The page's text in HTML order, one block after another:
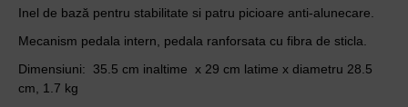
Inel de bază pentru stabilitate si patru picioare anti-alunecare.
Mecanism pedala intern, pedala ranforsata cu fibra de sticla.
Dimensiuni: 35.5 cm inaltime x 29 cm latime x diametru 28.5
cm, 1.7 kg